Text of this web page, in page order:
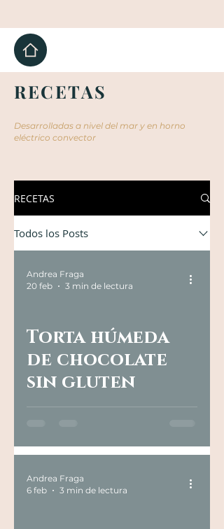
RECETAS
Desarrolladas a nivel del mar y en horno
eléctrico convector
RECETAS
Todos los Posts
Torta húmeda
de chocolate
sin gluten
Andrea Fraga
20 feb
3 min de lectura
Andrea Fraga
6 feb
3 min de lectura